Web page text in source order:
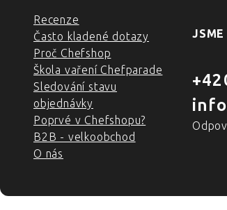
Recenze
Často kladené dotazy
Proč Chefshop
Škola vaření Chefparade
Sledování stavu
objednávky
Poprvé v Chefshopu?
B2B - velkoobchod
O nás
JSME